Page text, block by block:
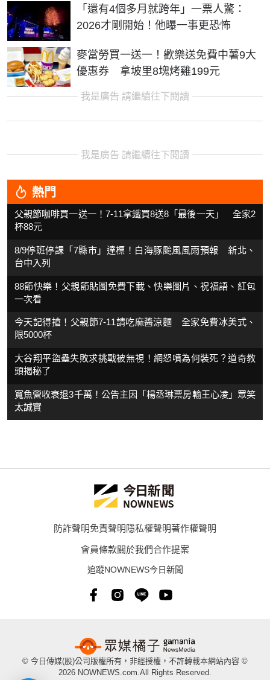
「還有4個多月就跨年」一票人驚：
2026才剛開始！他曝一事更恐怖
麥當勞買一送一！歡樂送免費中薯9大
優惠券 拿坡里8塊烤雞199元
我是廣告 請繼續往下閱讀
我是廣告 請繼續往下閱讀
熱門
父親節咖啡買一送一！7-11拿鐵買8送8「最後一天」 全家2
杯88元
8/9停班停課「7縣市」達標！白海豚颱風風雨預報 新北、
台中入列
88節快樂！父親節貼圖免費下載、快樂圖片、祝福語、紅包
一次看
今天記得搶！父親節7-11請吃麻醬涼麵 全家免費冰美式、
限5000杯
大谷翔平盜壘失敗求挑戰被無視！網怒噴為何裝死？道奇教
頭揭秘了
寬魚營收衰退3千萬！公告主因「楊丞琳票房輸王心凌」眾笑
太誠實
防詐聲明免責聲明隱私權聲明著作權聲明
會員條款關於我們合作提案
追蹤NOWNEWS今日新聞
© 今日傳媒(股)公司版權所有，非經授權，不許轉載本網站內容 ©
2026 NOWNEWS.com.All Rights Reserved.